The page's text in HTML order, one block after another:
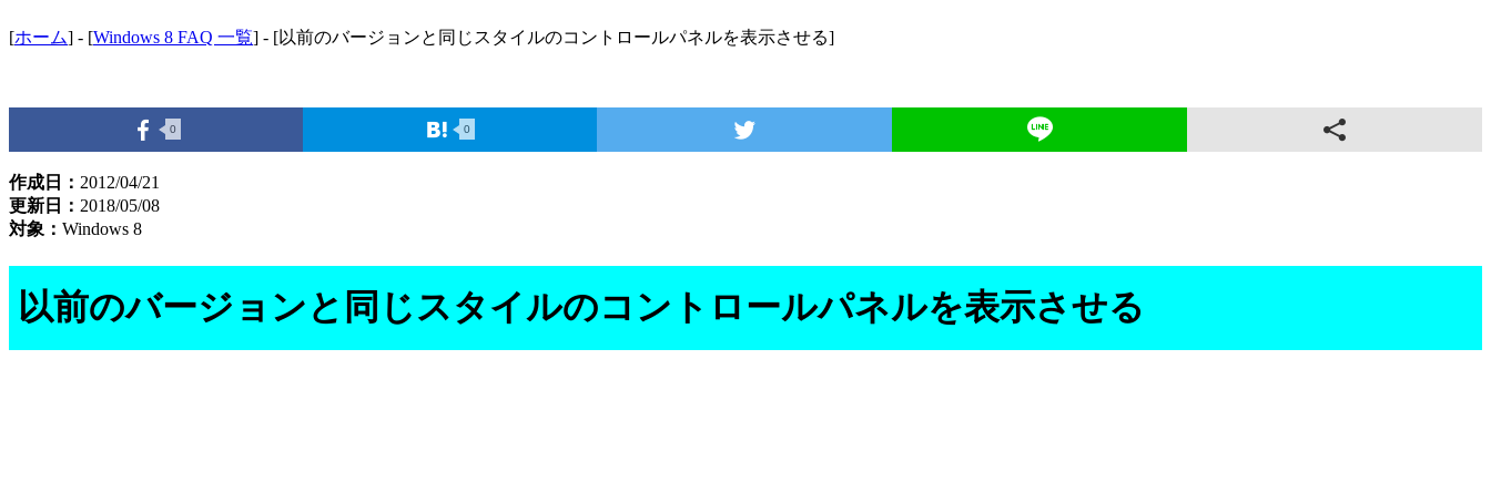
[ホーム] - [Windows 8 FAQ 一覧] - [以前のバージョンと同じスタイルのコントロールパネルを表示させる]
0 0
作成日： 2012/04/21
更新日： 2018/05/08
対象： Windows 8
以前のバージョンと同じスタイルのコントロールパネルを表示させる